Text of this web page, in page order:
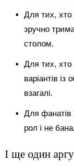
Для тих, хто
зручно
столом.
Для тих, хто
варіантів
взагалі.
Для фанатів
рол і не
І ще один